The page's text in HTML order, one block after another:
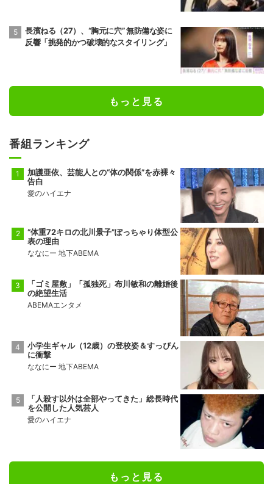
長濱ねる（27）、“胸元に穴” 無防備な姿に
反響「挑発的かつ破壊的なスタイリング」
もっと見る
番組ランキング
加護亜依、芸能人との“体の関係”を赤裸々
告白
愛のハイエナ
“体重72キロの北川景子”ぽっちゃり体型公
表の理由
ななにー 地下ABEMA
「ゴミ屋敷」「孤独死」布川敏和の離婚後
の絶望生活
ABEMAエンタメ
小学生ギャル（12歳）の登校姿＆すっぴん
に衝撃
ななにー 地下ABEMA
「人殺す以外は全部やってきた」総長時代
を公開した人気芸人
愛のハイエナ
もっと見る